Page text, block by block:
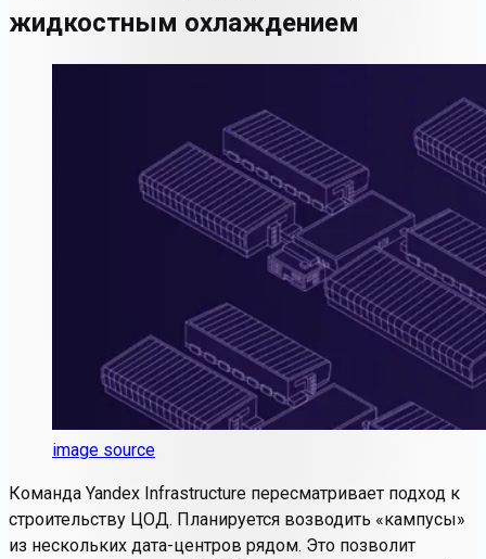
жидкостным охлаждением
image source
Команда Yandex Infrastructure пересматривает подход к
строительству ЦОД. Планируется возводить «кампусы»
из нескольких дата-центров рядом. Это позволит